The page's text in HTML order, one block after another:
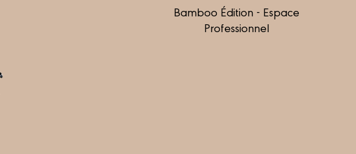
Bamboo Édition - Espace
Professionnel